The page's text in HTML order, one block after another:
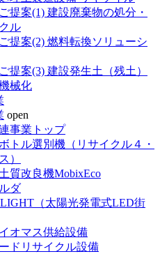
提案(1) 建設廃棄物の処分・
ル
提案(2) 燃料転換ソリューシ
提案(3) 建設発生土（残土）
械化
open
事業トップ
トル選別機（リサイクル４・
）
質改良機MobixEco
ダ
（太陽光発電式LED街
オマス供給設備
ドリサイクル設備